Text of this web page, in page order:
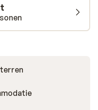
uitzichten op
moment voor een
goed boek. Of je nu
of juist voor